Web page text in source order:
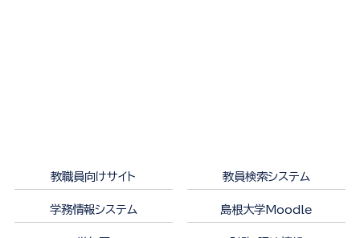
教職員向けサイト 教員検索システム
学務情報システム 島根大学Moodle